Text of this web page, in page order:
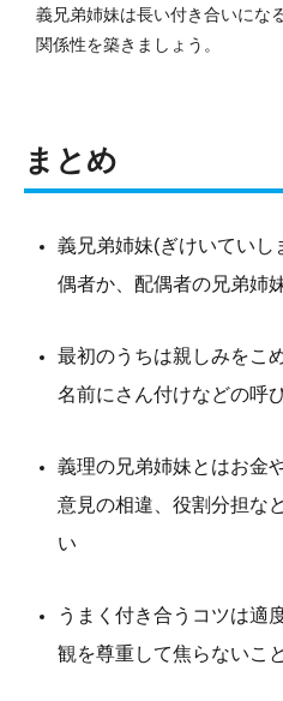
義兄弟姉妹は長い付き合いにな
関係性を築きましょう。
まとめ
義兄弟姉妹(ぎけいていし
偶者か、配偶者の兄弟姉
最初のうちは親しみをこ
名前にさん付けなどの呼
義理の兄弟姉妹とはお金
意見の相違、役割分担な
い
うまく付き合うコツは適
観を尊重して焦らないこ